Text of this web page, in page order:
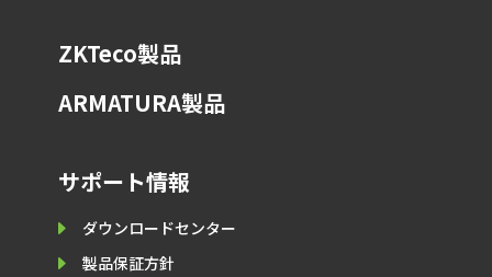
ZKTeco製品
ARMATURA製品
サポート情報
E ダウンロードセンター
E 製品保証⽅針